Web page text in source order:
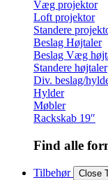
Væg projektor
Loft projektor
Standere
Beslag Højtaler
Beslag Væg
Standere højtaler
Div. beslag/
Hylder
Møbler
Rackskab 19″
Find alle
Tilbehør Close